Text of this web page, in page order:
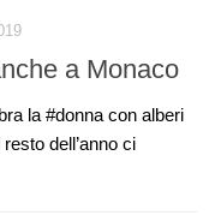
a Monaco
la #donna con alberi
dell’anno ci